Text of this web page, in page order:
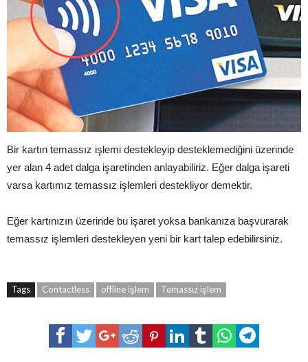
Bir kartın temassız işlemi destekleyip desteklemediğini üzerinde
yer alan 4 adet dalga işaretinden anlayabiliriz. Eğer dalga işareti
varsa kartımız temassız işlemleri destekliyor demektir.
Eğer kartınızın üzerinde bu işaret yoksa bankanıza başvurarak
temassız işlemleri destekleyen yeni bir kart talep edebilirsiniz.
Tags Contactless offline işlem Temassız işlem